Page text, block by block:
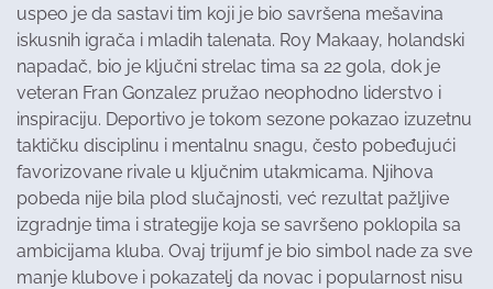
uspeo je da sastavi tim koji je bio savršena mešavina
iskusnih igrača i mladih talenata. Roy Makaay, holandski
napadač, bio je ključni strelac tima sa 22 gola, dok je
veteran Fran Gonzalez pružao neophodno liderstvo i
inspiraciju. Deportivo je tokom sezone pokazao izuzetnu
taktičku disciplinu i mentalnu snagu, često pobeđujući
favorizovane rivale u ključnim utakmicama. Njihova
pobeda nije bila plod slučajnosti, već rezultat pažljive
izgradnje tima i strategije koja se savršeno poklopila sa
ambicijama kluba. Ovaj trijumf je bio simbol nade za sve
manje klubove i pokazatelj da novac i popularnost nisu